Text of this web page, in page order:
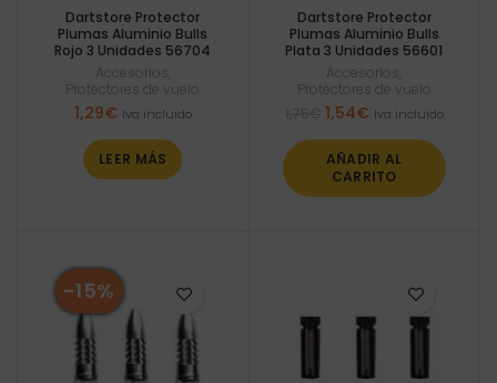
Dartstore Protector
Plumas Aluminio Bulls
Rojo 3 Unidades 56704
Accesorios
Protectores de vuelo
1,29€ Iva incluido
LEER MÁS
Dartstore Protector
Plumas Aluminio Bulls
Plata 3 Unidades 56601
Accesorios
Protectores de vuelo
El
original
era:
1,54€El
actual
es:
Iva incluido
AÑADIR AL
CARRITO
-15%